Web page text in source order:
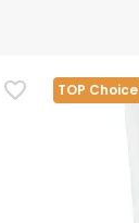
TOP Choice